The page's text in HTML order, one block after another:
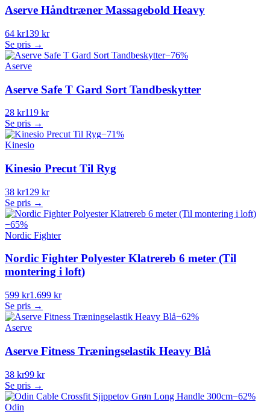
Aserve Håndtræner Massagebold Heavy
64 kr139 kr
Se pris →
−76%
Aserve
Aserve Safe T Gard Sort Tandbeskytter
28 kr119 kr
Se pris →
−71%
Kinesio
Kinesio Precut Til Ryg
38 kr129 kr
Se pris →
−65%
Nordic Fighter
Nordic Fighter Polyester Klatrereb 6 meter (Til
montering i loft)
599 kr1.699 kr
Se pris →
−62%
Aserve
Aserve Fitness Træningselastik Heavy Blå
38 kr99 kr
Se pris →
−62%
Odin